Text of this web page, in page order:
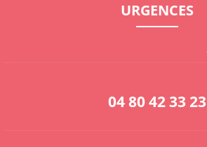
URGENCES
04 80 42 33 23